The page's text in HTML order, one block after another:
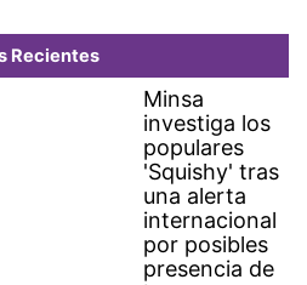
Recientes
Minsa
investiga los
populares
'Squishy' tras
una alerta
internacional
por posibles
presencia de
benceno